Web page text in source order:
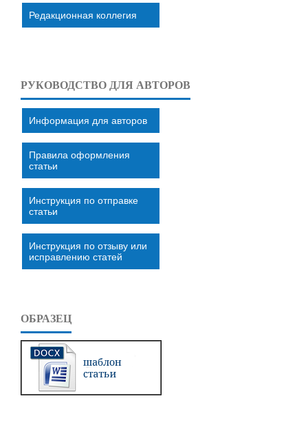
Редакционная коллегия
РУКОВОДСТВО ДЛЯ АВТОРОВ
Информация для авторов
Правила оформления
статьи
Инструкция по отправке
статьи
Инструкция по отзыву или
исправлению статей
ОБРАЗЕЦ